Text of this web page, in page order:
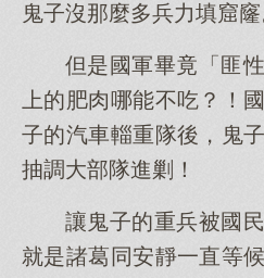
鬼子沒那麼多兵力填窟窿
但是國軍畢竟「匪
上的肥肉哪能不吃？！
子的汽車輜重隊後，鬼
抽調大部隊進剿！
讓鬼子的重兵被國
就是諸葛同安靜一直等